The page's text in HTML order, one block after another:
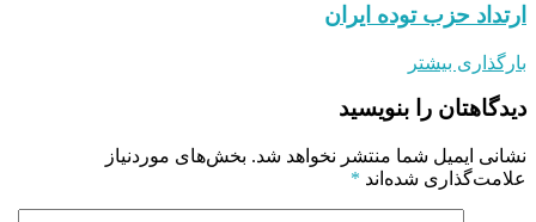
ارتداد حزب توده ایران
بارگذاری بیشتر
دیدگاهتان را بنویسید
نشانی ایمیل شما منتشر نخواهد شد. بخش‌های موردنیاز
علامت‌گذاری شده‌اند *